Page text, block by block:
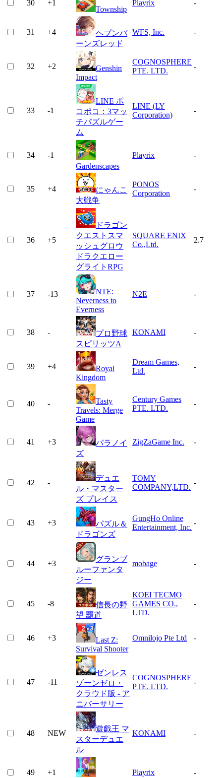
30 +1
Township
Playrix -
31 +4
ヘブンバ
ーンズレッド
WFS, Inc. -
32 +2
Genshin
Impact
COGNOSPHERE
PTE. LTD.
-
33 -1
LINE ポ
コポコ：3マッ
チパズルゲー
ム
LINE (LY
Corporation)
-
34
-1
Gardenscapes
Playrix -
35 +4
にゃんこ
大戦争
PONOS
Corporation
-
36 +5
ドラゴン
クエストスマ
ッシュグロウ
ドラクエロー
グライトRPG
SQUARE ENIX
Co.,Ltd.
2.7
37 -13
NTE:
Neverness to
Everness
N2E -
38 -
プロ野球
スピリッツA
KONAMI -
39 +4
Royal
Kingdom
Dream Games,
Ltd.
-
40 -
Tasty
Travels: Merge
Game
Century Games
PTE. LTD.
-
41 +3
パラノイ
ズ
ZigZaGame Inc. -
42 -
デュエ
ル・マスター
ズ プレイス
TOMY
COMPANY,LTD.
-
43 +3
パズル＆
ドラゴンズ
GungHo Online
Entertainment, Inc.
-
44 +3
グランブ
ルーファンタ
ジー
mobage -
45 -8
信長の野
望 覇道
KOEI TECMO
GAMES CO.,
LTD.
-
46 +3
Last Z:
Survival Shooter
Omnilojo Pte Ltd -
47 -11
ゼンレス
ゾーンゼロ・
クラウド版 - ア
ニバーサリー
COGNOSPHERE
PTE. LTD.
-
48 NEW
遊戯王 マ
スターデュエ
ル
KONAMI -
49 +1
Playrix -